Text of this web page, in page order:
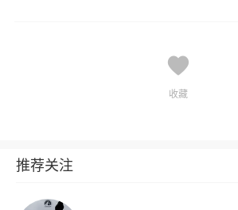
收藏
推荐关注